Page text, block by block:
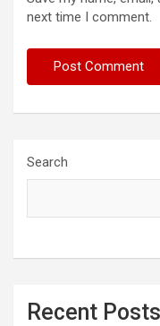
next time I comment.
Search
Recent Posts